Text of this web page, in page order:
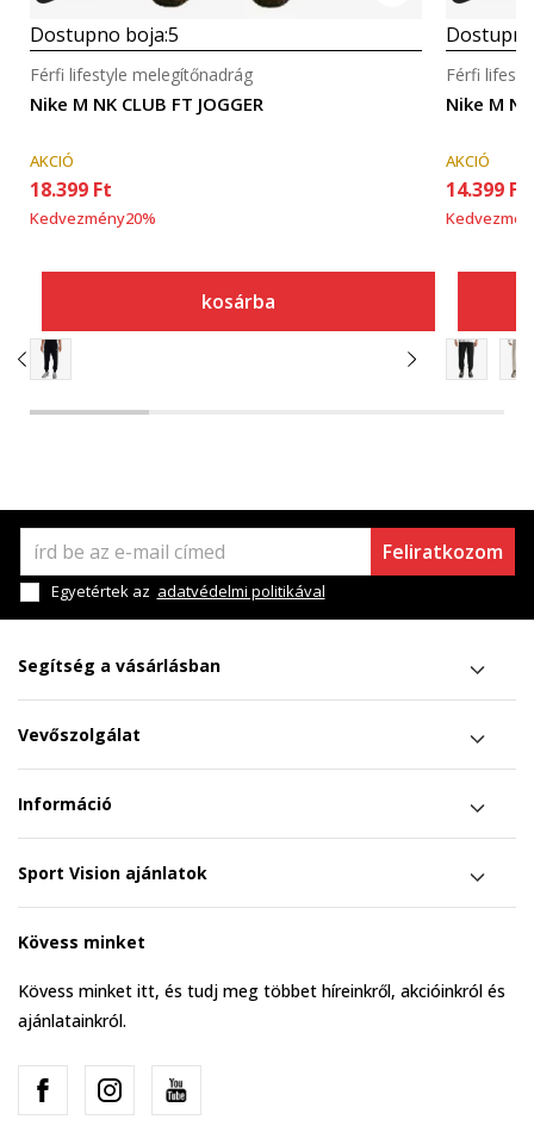
Dostupno boja:5
Nike M NK CLUB FT JOGGER
Férfi lifestyle melegítőnadrág
AKCIÓ
18.399 Ft
Kedvezmény20%
kosárba
Nike M NK
Férfi
AKCIÓ
14.399 Ft
Feliratkozom
Egyetértek az adatvédelmi politikával
Segítség a vásárlásban
Vevőszolgálat
Információ
Sport Vision ajánlatok
Kövess minket
Kövess minket itt, és tudj meg többet híreinkről, akcióinkról és
ajánlatainkról.